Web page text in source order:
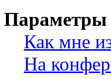
Параметры
Как мне
На